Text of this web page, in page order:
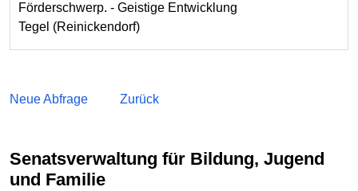
Förderschwerp. - Geistige Entwicklung
Tegel (Reinickendorf)
Neue Abfrage Zurück
Senatsverwaltung für Bildung, Jugend
und Familie